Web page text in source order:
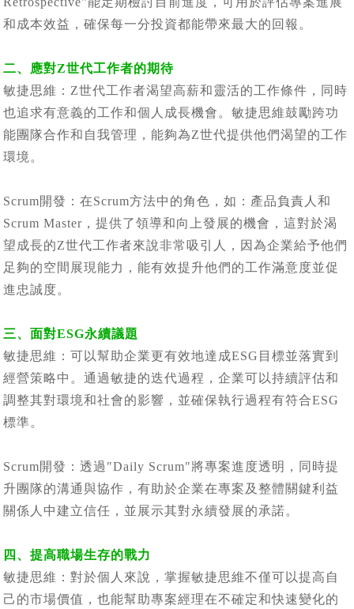
和成本效益，確保每一分投資都能帶來最大的回報。
二、應對Z世代工作者的期待
敏捷思維：Z世代工作者渴望高薪和靈活的工作條件，同時
也追求有意義的工作和個人成長機會。敏捷思維鼓勵跨功
能團隊合作和自我管理，能夠為Z世代提供他們渴望的工作
環境。
Scrum開發：在Scrum方法中的角色，如：產品負責人和
Scrum Master，提供了領導和向上發展的機會，這對於渴
望成長的Z世代工作者來說非常吸引人，因為企業給予他們
足夠的空間展現能力，能有效提升他們的工作滿意度並促
進忠誠度。
三、面對ESG永續議題
敏捷思維：可以幫助企業更有效地達成ESG目標並落實到
經營策略中。通過敏捷的迭代過程，企業可以持續評估和
調整其對環境和社會的影響，並確保執行過程有符合ESG
標準。
Scrum開發：透過"Daily Scrum"將專案進度透明，同時提
升團隊的溝通與協作，有助於企業在專案及整體關鍵利益
關係人中建立信任，並展示其對永續發展的承諾。
四、提高職場生存的戰力
敏捷思維：對於個人來說，掌握敏捷思維不僅可以提高自
己的市場價值，也能幫助專案經理在不確定和快速變化的